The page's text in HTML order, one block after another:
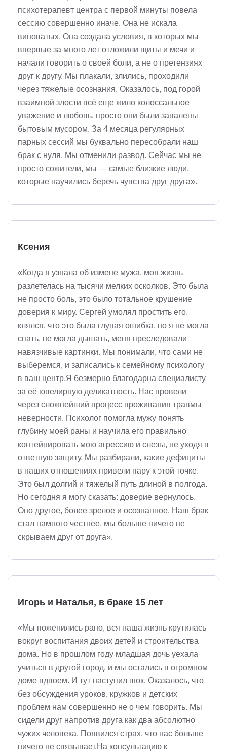
психотерапевт центра с первой минуты повела
сессию совершенно иначе. Она не искала
виноватых. Она создала условия, в которых мы
впервые за много лет отложили щиты и мечи и
начали говорить о своей боли, а не о претензиях
друг к другу. Мы плакали, злились, проходили
через тяжелые осознания. Оказалось, под горой
взаимной злости всё еще жило колоссальное
уважение и любовь, просто они были завалены
бытовым мусором. За 4 месяца регулярных
парных сессий мы буквально пересобрали наш
брак с нуля. Мы отменили развод. Сейчас мы не
просто сожители, мы — самые близкие люди,
которые научились беречь чувства друг друга».
Ксения
«Когда я узнала об измене мужа, моя жизнь
разлетелась на тысячи мелких осколков. Это была
не просто боль, это было тотальное крушение
доверия к миру. Сергей умолял простить его,
клялся, что это была глупая ошибка, но я не могла
спать, не могла дышать, меня преследовали
навязчивые картинки. Мы понимали, что сами не
выберемся, и записались к семейному психологу
в ваш центр.Я безмерно благодарна специалисту
за её ювелирную деликатность. Нас провели
через сложнейший процесс проживания травмы
неверности. Психолог помогла мужу понять
глубину моей раны и научила его правильно
контейнировать мою агрессию и слезы, не уходя в
ответную защиту. Мы разбирали, какие дефициты
в наших отношениях привели пару к этой точке.
Это был долгий и тяжелый путь длиной в полгода.
Но сегодня я могу сказать: доверие вернулось.
Оно другое, более зрелое и осознанное. Наш брак
стал намного честнее, мы больше ничего не
скрываем друг от друга».
Игорь и Наталья, в браке 15 лет
«Мы поженились рано, вся наша жизнь крутилась
вокруг воспитания двоих детей и строительства
дома. Но в прошлом году младшая дочь уехала
учиться в другой город, и мы остались в огромном
доме вдвоем. И тут наступил шок. Оказалось, что
без обсуждения уроков, кружков и детских
проблем нам совершенно не о чем говорить. Мы
сидели друг напротив друга как два абсолютно
чужих человека. Появился страх, что нас больше
ничего не связывает.На консультацию к